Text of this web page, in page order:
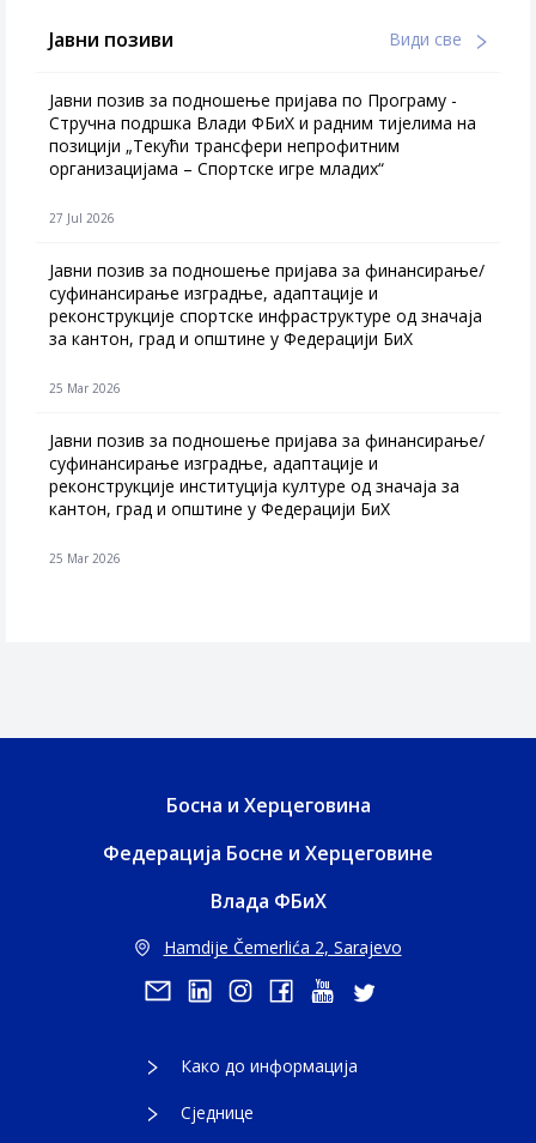
Јавни позиви Види све
Јавни позив за подношење пријава по Програму -
Стручна подршка Влади ФБиХ и радним тијелима на
позицији „Текући трансфери непрофитним
организацијама – Спортске игре младих“
27 Jul 2026
Jавни позив за подношење пријава за финансирање/
суфинансирање изградње, адаптације и
реконструкције спортске инфраструктуре од значаја
за кантон, град и општине у Федерацији БиХ
25 Mar 2026
Јавни позив за подношење пријава за финансирање/
суфинансирање изградње, адаптације и
реконструкције институција културе од значаја за
кантон, град и општине у Федерацији БиХ
25 Mar 2026
Босна и Херцеговина
Федерација Босне и Херцеговине
Влада ФБиХ
Hamdije Čemerlića 2, Sarajevo
Како до информација
Сједнице